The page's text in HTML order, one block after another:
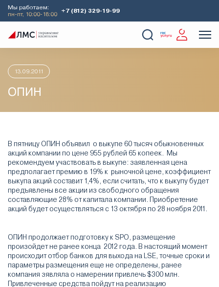
Мы работаем:
пн-пт, 10:00-18:00
+7 (812) 329-19-99
Главная Аналитика
13.09.2011
ОПИН
В пятницу ОПИН объявил о выкупе 60 тысяч обыкновенных
акций компании по цене 955 рублей 65 копеек. Мы
рекомендуем участвовать в выкупе: заявленная цена
предполагает премию в 19% к рыночной цене, коэффициент
выкупа акций составит 1,4%, если считать, что к выкупу будет
предъявлены все акции из свободного обращения
составляющие 28% от капитала компании. Приобретение
акций будет осуществляться с 13 октября по 28 ноября 2011.
ОПИН продолжает подготовку к SPO, размещение
произойдет не ранее конца 2012 года. В настоящий момент
происходит отбор банков для выхода на LSE, точные сроки и
параметры размещения еще не определены, ранее
компания зявляла о намерении привлечь $300 млн.
Привлеченные средства пойдут на реализацию